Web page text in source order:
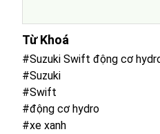
Từ Khoá
#Suzuki Swift động cơ
#Suzuki
#Swift
#động cơ hydro
#xe xanh